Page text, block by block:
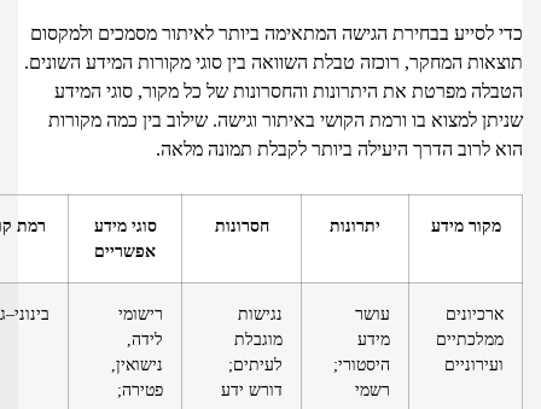
לסייע בבחירת הגישה המתאימה ביותר לאיתור מסמכים ולמקסום
המחקר, רוכזה טבלת השוואה בין סוגי מקורות המידע השונים.
מפרטת את היתרונות והחסרונות של כל מקור, סוגי המידע
למצוא בו ורמת הקושי באיתור וגישה. שילוב בין כמה מקורות
לרוב הדרך היעילה ביותר לקבלת תמונה מלאה.
מידע יתרונות חסרונות
סוגי מידע
אפשריים
רמת קושי
היסטורי;
נגישות
מוגבלת
לעיתים;
דורש ידע
רישומי
נישואין,
פטירה;
בינוני–גבוה